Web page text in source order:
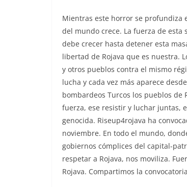
Mientras este horror se profundiza
del mundo crece. La fuerza de
debe crecer hasta detener esta
libertad de Rojava que es nuestra.
y otros pueblos contra el mismo
lucha y cada vez más aparece
bombardeos Turcos los pueblos de
fuerza, ese resistir y luchar juntas,
genocida. Riseup4rojava ha
noviembre. En todo el mundo,
gobiernos cómplices del capital-
respetar a Rojava, nos moviliza.
Rojava. Compartimos la